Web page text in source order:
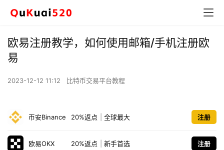
欧易注册教学，如何使用邮箱/手机注册欧
易
2023-12-12 11:12 比特币交易平台教程
币安Binance 20%返点 全球最大 注册
欧易OKX 20%返点 新手首选 注册